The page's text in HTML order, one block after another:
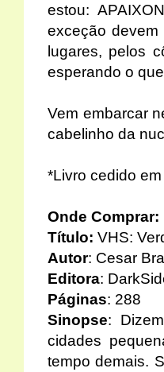
estou:
exceção
lugares, pelos
esperando o
Vem embarcar
cabelinho da
*Livro cedido
Onde Comprar:
Título: VHS:
Autor: Cesar
Editora:
Páginas: 288
Sinopse:
cidades
tempo demais.